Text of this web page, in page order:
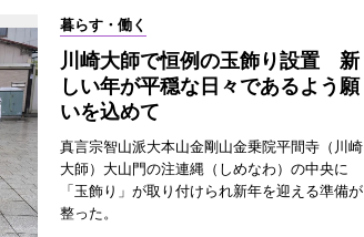
暮らす・働く
川崎大師で恒例の玉飾り設置 新
しい年が平穏な日々であるよう願
いを込めて
真言宗智山派大本山金剛山金乗院平間寺（川崎
大師）大山門の注連縄（しめなわ）の中央に
「玉飾り」が取り付けられ新年を迎える準備が
整った。